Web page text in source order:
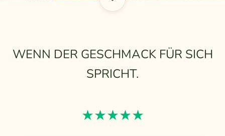
WENN DER GESCHMACK FÜR SICH
SPRICHT.
★★★★★